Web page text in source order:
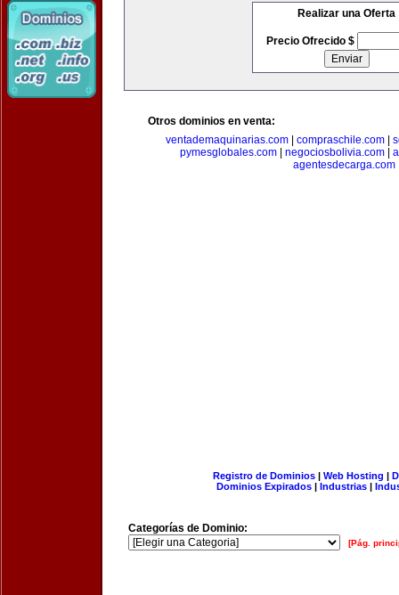
Realizar una Oferta
Precio Ofrecido $
Otros dominios en venta:
ventademaquinarias.com| compraschile.com|
pymesglobales.com| negociosbolivia.com|
agentesdecarga.com
Registro de Dominios| Web Hosting |
Dominios Expirados | Industrias |
Categorías de Dominio:
[Pág.